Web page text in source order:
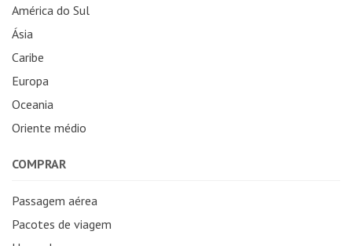
América do Sul
Ásia
Caribe
Europa
Oceania
Oriente médio
COMPRAR
Passagem aérea
Pacotes de viagem